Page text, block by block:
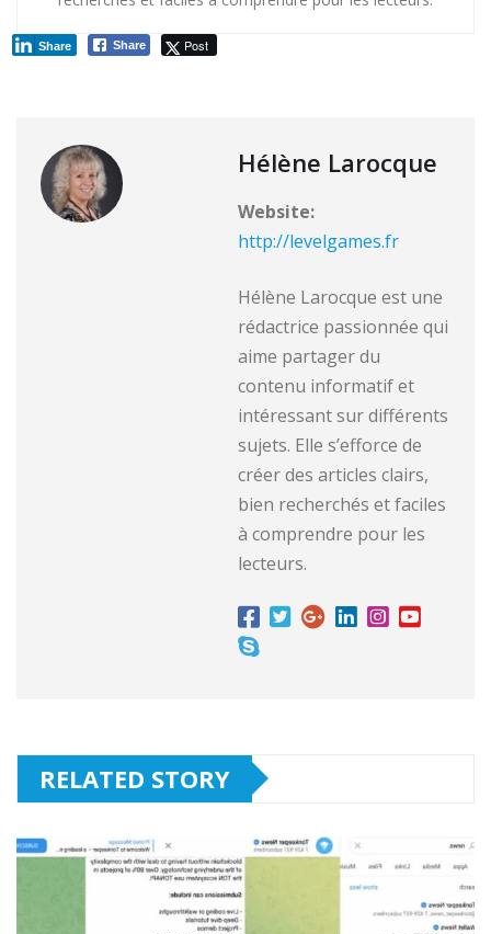
Share Post
Share
Hélène Larocque
Website:
http://levelgames.fr
Hélène Larocque est une
rédactrice passionnée qui
aime partager du
contenu informatif et
intéressant sur différents
sujets. Elle s’efforce de
créer des articles clairs,
bien recherchés et faciles
à comprendre pour les
lecteurs.
RELATED STORY